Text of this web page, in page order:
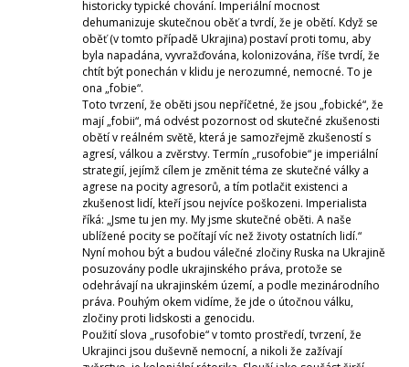
historicky typické chování. Imperiální mocnost
dehumanizuje skutečnou oběť a tvrdí, že je obětí. Když se
oběť (v tomto případě Ukrajina) postaví proti tomu, aby
byla napadána, vyvražďována, kolonizována, říše tvrdí, že
chtít být ponechán v klidu je nerozumné, nemocné. To je
ona „fobie“.
Toto tvrzení, že oběti jsou nepříčetné, že jsou „fobické“, že
mají „fobii“, má odvést pozornost od skutečné zkušenosti
obětí v reálném světě, která je samozřejmě zkušeností s
agresí, válkou a zvěrstvy. Termín „rusofobie“ je imperiální
strategií, jejímž cílem je změnit téma ze skutečné války a
agrese na pocity agresorů, a tím potlačit existenci a
zkušenost lidí, kteří jsou nejvíce poškozeni. Imperialista
říká: „Jsme tu jen my. My jsme skutečné oběti. A naše
ublížené pocity se počítají víc než životy ostatních lidí.“
Nyní mohou být a budou válečné zločiny Ruska na Ukrajině
posuzovány podle ukrajinského práva, protože se
odehrávají na ukrajinském území, a podle mezinárodního
práva. Pouhým okem vidíme, že jde o útočnou válku,
zločiny proti lidskosti a genocidu.
Použití slova „rusofobie“ v tomto prostředí, tvrzení, že
Ukrajinci jsou duševně nemocní, a nikoli že zažívají